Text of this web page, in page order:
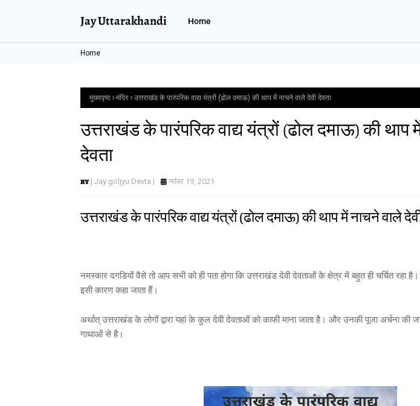
Jay Uttarakhandi Home
Home
मुख्यपृष्ठ मंदिर उत्तराखंड के पारंपरिक वाद्य यंत्रों (ढोल दमाऊ) की थाप में नाचने वाले देवी देवता
उत्तराखंड के पारंपरिक वाद्य यंत्रों (ढोल दमाऊ) की थाप
देवता
| Jay goljyu Devta | नवंबर 19, 2021
उत्तराखंड के पारंपरिक वाद्य यंत्रों (ढोल दमाऊ) की थाप में नाचने वाले
नमस्कार दगडियों वैसे तो आप सभी को ही पता होगा कि उत्तराखंड देवी देवताओं के क्षेत्र में बहुत ही चर्चित रहा
इसी कारण कहा जाता हैं।
अर्थात् उत्तराखंड के लोगों द्वारा यहां के कुल देवी देवताओं को काफी माना जाता है। और उनकी पूजा अर्चना की
गाथाओं से है।